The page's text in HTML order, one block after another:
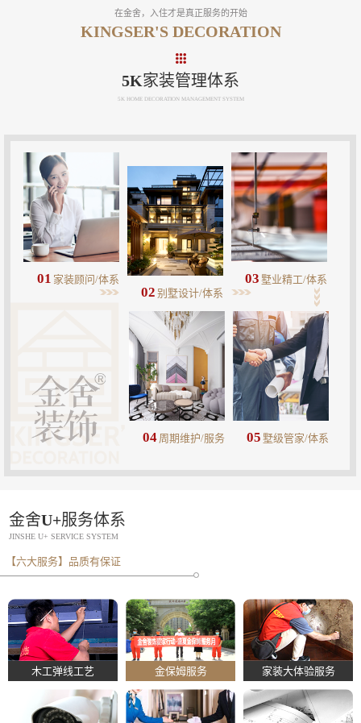
在金舍，入住才是真正服务的开始
KINGSER'S DECORATION
5K家装管理体系
5K HOME DECORATION MANAGEMENT SYSTEM
01 家装顾问/体系
02 别墅设计/体系
03 墅业精工/体系
04 周期维护/服务 05 墅级管家/体系
金舍U+服务体系
JINSHE U+ SERVICE SYSTEM
【六大服务】品质有保证
木工弹线工艺 金保姆服务 家装大体验服务